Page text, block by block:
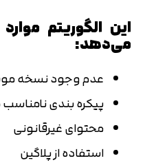
این الگوریتم
می‌دهد:
عدم وجود نسخه
پیکره بندی
محتوای غیرقانونی
استفاده از پلاگین